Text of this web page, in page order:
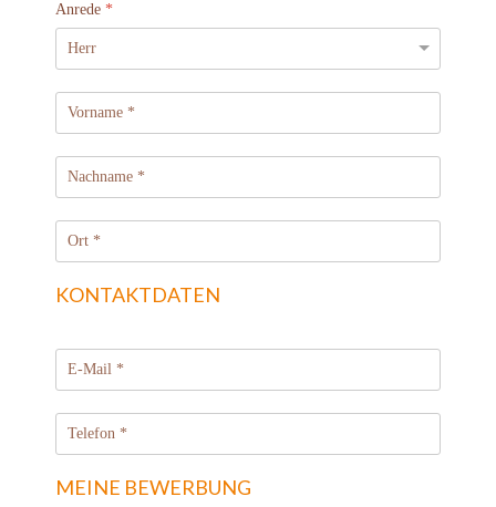
Anrede *
KONTAKTDATEN
MEINE BEWERBUNG